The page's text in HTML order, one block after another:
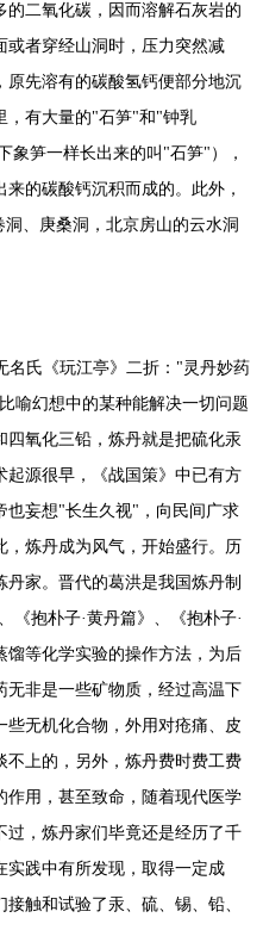
二氧化碳，因而溶解石灰岩的
或者穿经山洞时，压力突然减
原先溶有的碳酸氢钙便部分地沉
，有大量的"石笋"和"钟乳
象笋一样长出来的叫"石笋"），
的碳酸钙沉积而成的。此外，
、庚桑洞，北京房山的云水洞
氏《玩江亭》二折："灵丹妙药
喻幻想中的某种能解决一切问题
四氧化三铅，炼丹就是把硫化汞
起源很早，《战国策》中已有方
也妄想"长生久视"，向民间广求
炼丹成为风气，开始盛行。历
家。晋代的葛洪是我国炼丹制
《抱朴子·黄丹篇》、《抱朴子·
馏等化学实验的操作方法，为后
无非是一些矿物质，经过高温下
无机化合物，外用对疮痛、皮
不上的，另外，炼丹费时费工费
作用，甚至致命，随着现代医学
过，炼丹家们毕竟还是经历了千
实践中有所发现，取得一定成
触和试验了汞、硫、锡、铅、